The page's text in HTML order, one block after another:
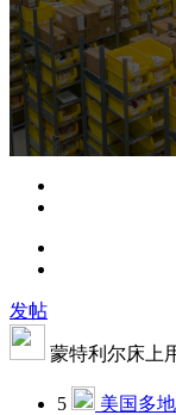
发帖
蒙特利尔床上
5 美国多